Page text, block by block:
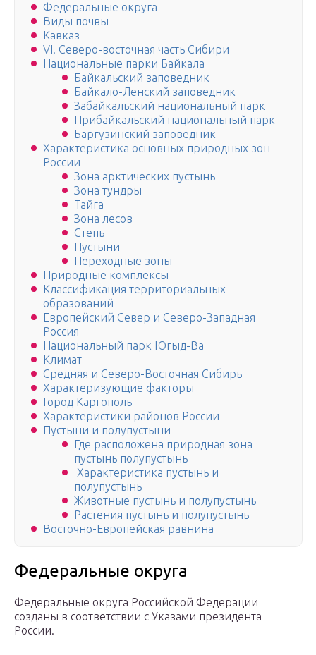
Федеральные округа
Виды почвы
Кавказ
VI. Северо-восточная часть Сибири
Национальные парки Байкала
Байкальский заповедник
Байкало-Ленский заповедник
Забайкальский национальный парк
Прибайкальский национальный парк
Баргузинский заповедник
Характеристика основных природных зон
России
Зона арктических пустынь
Зона тундры
Тайга
Зона лесов
Степь
Пустыни
Переходные зоны
Природные комплексы
Классификация территориальных
образований
Европейский Север и Северо-Западная
Россия
Национальный парк Югыд-Ва
Климат
Средняя и Северо-Восточная Сибирь
Характеризующие факторы
Город Каргополь
Характеристики районов России
Пустыни и полупустыни
Где расположена природная зона
пустынь полупустынь
Характеристика пустынь и
полупустынь
Животные пустынь и полупустынь
Растения пустынь и полупустынь
Восточно-Европейская равнина
Федеральные округа
Федеральные округа Российской Федерации
созданы в соответствии с Указами президента
России.